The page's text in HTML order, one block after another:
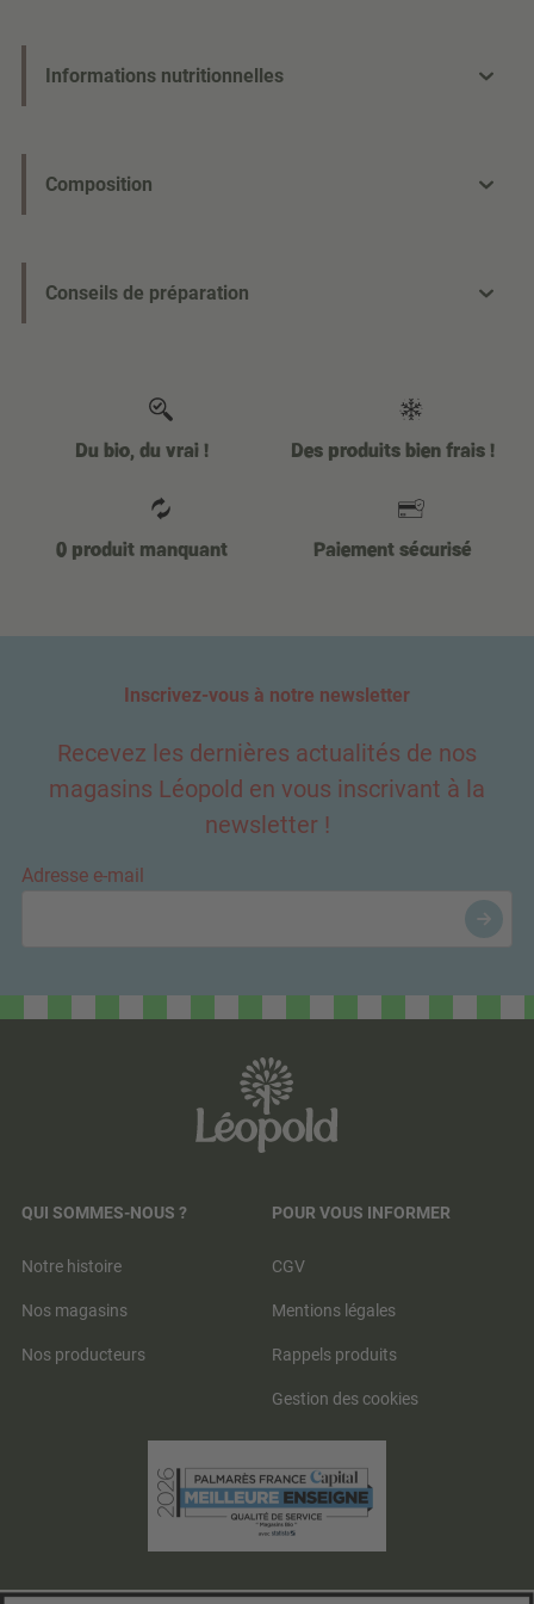
Informations nutritionnelles
Composition
Conseils de préparation
Du bio, du vrai ! Des produits bien frais !
0 produit manquant Paiement sécurisé
Inscrivez-vous à notre newsletter
Recevez les dernières actualités de nos
magasins Léopold en vous inscrivant à la
newsletter !
Adresse e-mail
QUI SOMMES-NOUS ?
Notre histoire
Nos magasins
Nos producteurs
POUR VOUS INFORMER
CGV
Mentions légales
Rappels produits
Gestion des cookies